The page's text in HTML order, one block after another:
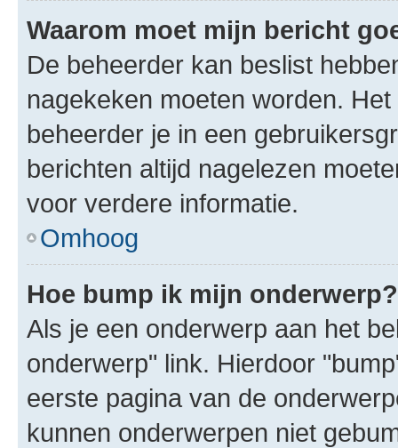
Waarom moet mijn bericht
De beheerder kan beslist
nagekeken moeten worden.
beheerder je in een
berichten altijd nagelezen
voor verdere informatie.
Omhoog
Hoe bump ik mijn onderwerp?
Als je een onderwerp aan het
onderwerp" link. Hierdoor
eerste pagina van de
kunnen onderwerpen niet